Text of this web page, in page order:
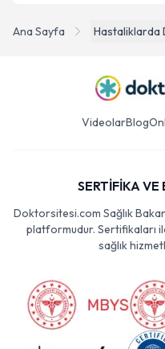
Ana Sayfa Hastaliklarda
VideolarBlog
SERTİFİKA VE
Doktorsitesi.com Sağlık
platformudur. Sertifikaları
sağlık